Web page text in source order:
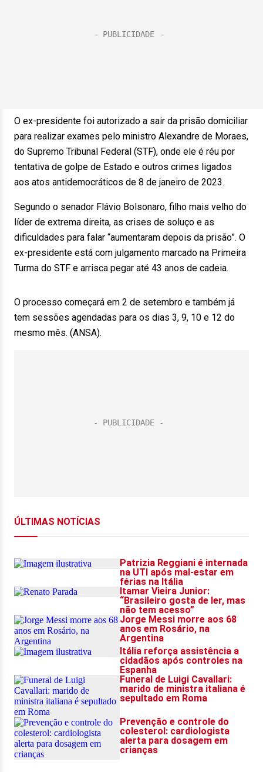
O ex-presidente foi autorizado a sair da prisão domiciliar
para realizar exames pelo ministro Alexandre de Moraes,
do Supremo Tribunal Federal (STF), onde ele é réu por
tentativa de golpe de Estado e outros crimes ligados
aos atos antidemocráticos de 8 de janeiro de 2023.
Segundo o senador Flávio Bolsonaro, filho mais velho do
líder de extrema direita, as crises de soluço e as
dificuldades para falar “aumentaram depois da prisão”. O
ex-presidente está com julgamento marcado na Primeira
Turma do STF e arrisca pegar até 43 anos de cadeia.
O processo começará em 2 de setembro e também já
tem sessões agendadas para os dias 3, 9, 10 e 12 do
mesmo mês. (ANSA).